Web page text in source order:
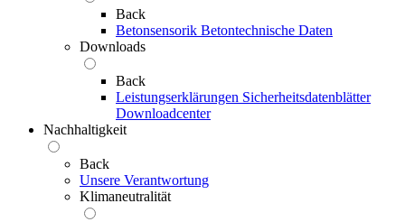
Back
Betonsensorik Betontechnische Daten
Downloads
Back
Leistungserklärungen Sicherheitsdatenblätter
Downloadcenter
Nachhaltigkeit
Back
Unsere Verantwortung
Klimaneutralität